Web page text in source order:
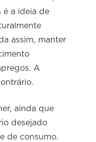
é a ideia de
assim, manter
A
ainda que
desejado
de consumo.